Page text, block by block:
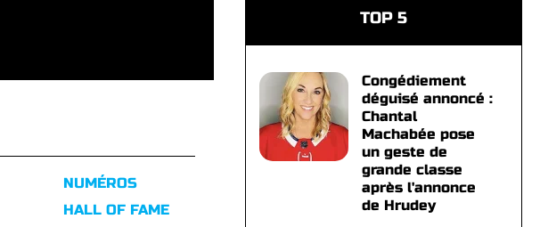
NUMÉROS
HALL OF FAME
TOP 5
Congédiement
déguisé annoncé :
Chantal
Machabée pose
un geste de
grande classe
après l'annonce
de Hrudey